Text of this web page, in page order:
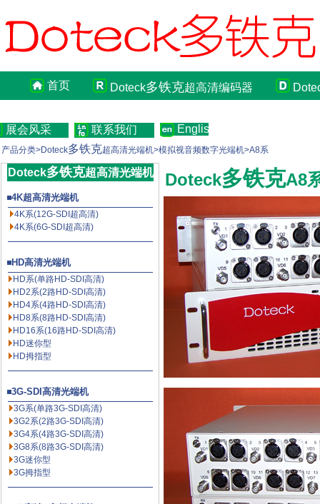
首页 Doteck多铁克超高清编码器
展会风采 联系我们 English
产品分类>Doteck多铁克超高清光端机>模拟视音频数字光端机>A8系
Doteck多铁克超高清光端机
4K超高清光端机
4K系(12G-SDI超高清)
4K系(6G-SDI超高清)
HD高清光端机
HD系(单路HD-SDI高清)
HD2系(2路HD-SDI高清)
HD4系(4路HD-SDI高清)
HD8系(8路HD-SDI高清)
HD16系(16路HD-SDI高清)
HD迷你型
HD拇指型
3G-SDI高清光端机
3G系(单路3G-SDI高清)
3G2系(2路3G-SDI高清)
3G4系(4路3G-SDI高清)
3G8系(8路3G-SDI高清)
3G迷你型
3G拇指型
Doteck多铁克A8